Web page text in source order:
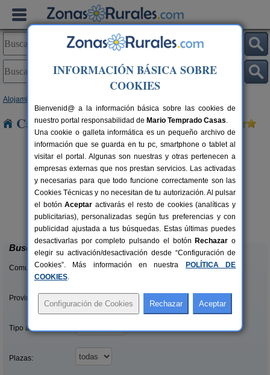
Alojamientos
Casas Rurales cerca de Caborno
12-22+3 pers.
desde30 €
La Llosuca
San Pedro de Ambás (Asturias)
Buscar
Comunidades:
Provincias/Islas:
Tipo alquiler:
Plazas:
INFORMACIÓN BÁSICA SOBRE
COOKIES
Bienvenid@ a la información básica sobre las cookies de
nuestro portal responsabilidad de Mario Temprado Casas.
Una cookie o galleta informática es un pequeño archivo de
información que se guarda en tu pc, smartphone o tablet al
visitar el portal. Algunas son nuestras y otras pertenecen a
empresas externas que nos prestan servicios. Las activadas
y necesarias para que todo funcione correctamente son las
Cookies Técnicas y no necesitan de tu autorización. Al pulsar
el botónAceptar activarás el resto de cookies (analíticas y
publicitarias), personalizadas según tus preferencias y con
publicidad ajustada a tus búsquedas. Estas últimas puedes
desactivarlas por completo pulsando el botón Rechazar o
elegir su activación/desactivación desde “Configuración de
Cookies”. Más información en nuestra
POLÍTICA DE
COOKIES.